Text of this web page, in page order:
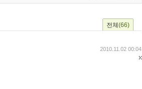
전체 (66)
2010.11.02 00:04